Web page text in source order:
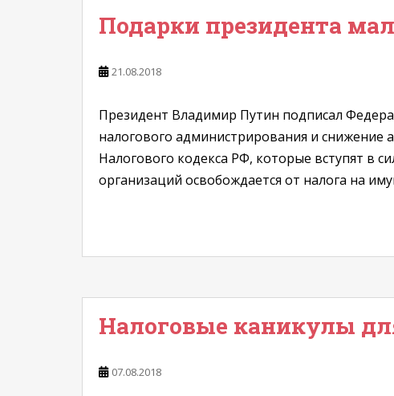
Подарки президента
21.08.2018
Президент Владимир Путин подписал
налогового администрирования и снижение
Налогового кодекса РФ, которые вступят в
организаций освобождается от налога на
Налоговые каникулы
07.08.2018